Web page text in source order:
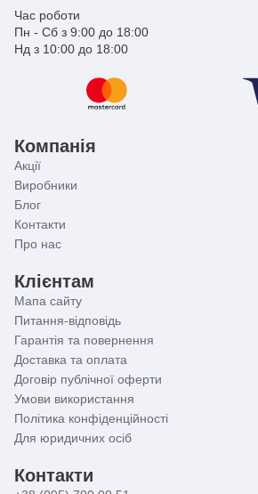
Час роботи
Пн - Сб з 9:00 до 18:00
Нд з 10:00 до 18:00
Компанія
Акції
Виробники
Блог
Контакти
Про нас
Клієнтам
Мапа сайту
Питання-відповідь
Гарантія та повернення
Доставка та оплата
Договір публічної оферти
Умови використання
Політика конфіденційності
Для юридичних осіб
Контакти